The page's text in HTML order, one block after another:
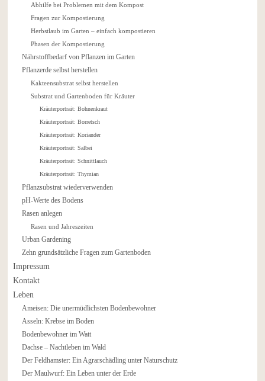
Abhilfe bei Problemen mit dem Kompost
Fragen zur Kompostierung
Herbstlaub im Garten – einfach kompostieren
Phasen der Kompostierung
Nährstoffbedarf von Pflanzen im Garten
Pflanzerde selbst herstellen
Kakteensubstrat selbst herstellen
Substrat und Gartenboden für Kräuter
Kräuterportrait: Bohnenkraut
Kräuterportrait: Borretsch
Kräuterportrait: Koriander
Kräuterportrait: Salbei
Kräuterportrait: Schnittlauch
Kräuterportrait: Thymian
Pflanzsubstrat wiederverwenden
pH-Werte des Bodens
Rasen anlegen
Rasen und Jahreszeiten
Urban Gardening
Zehn grundsätzliche Fragen zum Gartenboden
Impressum
Kontakt
Leben
Ameisen: Die unermüdlichsten Bodenbewohner
Asseln: Krebse im Boden
Bodenbewohner im Watt
Dachse – Nachtleben im Wald
Der Feldhamster: Ein Agrarschädling unter Naturschutz
Der Maulwurf: Ein Leben unter der Erde